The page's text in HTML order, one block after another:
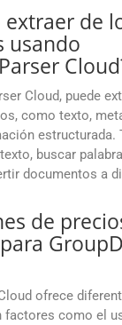
de
usando
Cloud, puede
como texto,
estructurada.
buscar
documentos a
de
ofrece
factores como el